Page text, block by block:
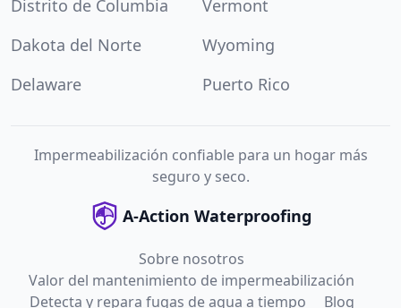
Distrito de Columbia
Vermont
Dakota del Norte
Wyoming
Delaware
Puerto Rico
Impermeabilización confiable para un hogar más
seguro y seco.
A-Action Waterproofing
Sobre nosotros
Valor del mantenimiento de impermeabilización
Detecta y repara fugas de agua a tiempo
Blog